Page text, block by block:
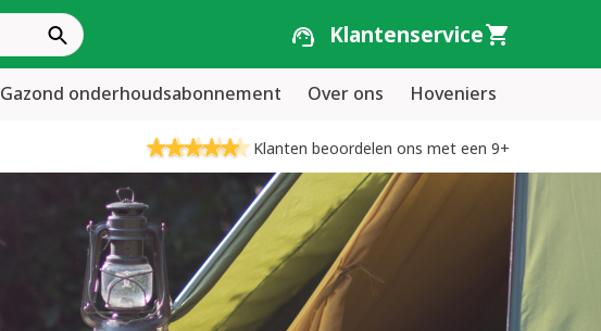
Klantenservice
Gazond onderhoudsabonnement Over ons Hoveniers
Klanten beoordelen ons met een 9+